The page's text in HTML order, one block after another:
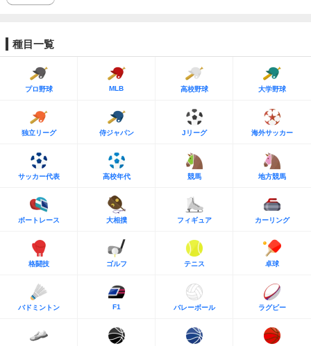
種目一覧
プロ野球 MLB 高校野球 大学野球
独立リーグ 侍ジャパン Jリーグ 海外サッカー
サッカー代表 高校年代 競馬 地方競馬
ボートレース 大相撲 フィギュア カーリング
格闘技 ゴルフ テニス 卓球
バドミントン F1 バレーボール ラグビー